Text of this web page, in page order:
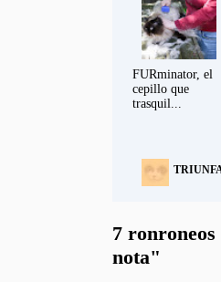
FURminator, el
cepillo que
trasquil...
7
nota"